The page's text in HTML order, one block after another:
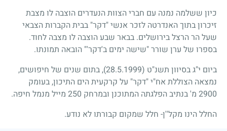
כיון ששלמה נמנה עם חברי הצוות הנעדרים הוצבה לו מצבת
זיכרון בתוך האנדרטה לזכר אנשי "דקר" בבית הקברות הצבאי
שעל הר הרצל בירושלים. בבאר שבע הוצבה לו מצבה לחוד.
בספרו של ערן שורר "שישה ימים ב'דקר'" הובאה תמונתו.
ביום י"ג בסיוון תשנ"ט (28.5.1999)
, בתום שנים של חיפושים,
נמצאה הצוללת אח"י "דקר" על קרקעית הים התיכון, בעומק
2900 מ' בנתיב הפלגתה המתוכנן ובמרחק 250 מייל מנמל חיפה.
החלל הינו מקל''ן- חלל שמקום קבורתו לא נודע.